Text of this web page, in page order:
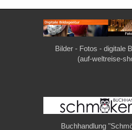
Bilder - Fotos - digitale
(auf-weltreise-
Buchhandlung